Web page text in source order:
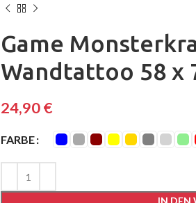
Game
Wandtattoo 58 x
24,90€
FARBE
IN DEN